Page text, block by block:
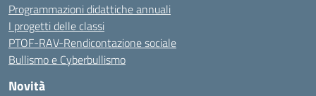
Programmazioni didattiche annuali
I progetti delle classi
PTOF-RAV-Rendicontazione sociale
Bullismo e Cyberbullismo
Novità